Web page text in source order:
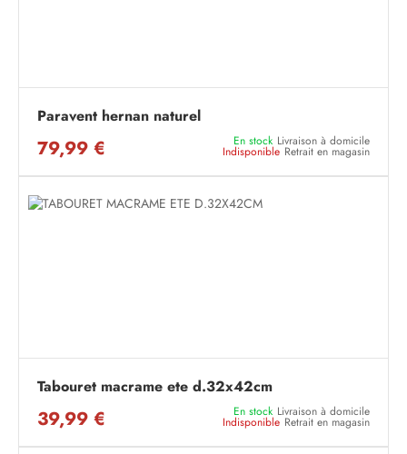
Paravent hernan naturel
79,99 € En stock Livraison à domicile
Indisponible Retrait en magasin
Tabouret macrame ete d.32x42cm
39,99 € En stock Livraison à domicile
Indisponible Retrait en magasin